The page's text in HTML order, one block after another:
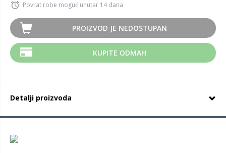
Povrat robe moguć unutar 14 dana
PROIZVOD JE NEDOSTUPAN
KUPITE ODMAH
Detalji proizvoda